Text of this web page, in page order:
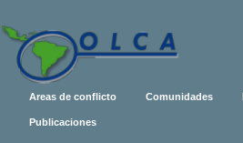
Areas de conflicto Comunidades
Publicaciones